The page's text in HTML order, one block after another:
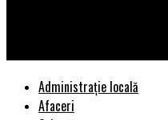
Administrație locală
Afaceri